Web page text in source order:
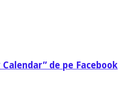
de pe Facebook